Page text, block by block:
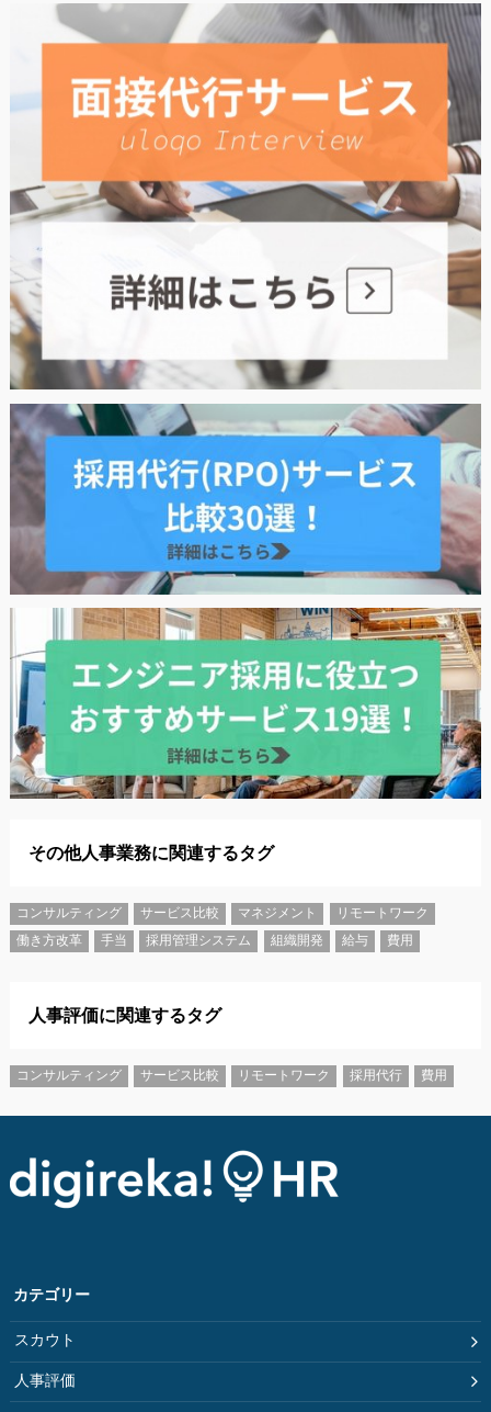
その他人事業務に関連するタグ
コンサルティング サービス比較 マネジメント リモートワーク
働き方改革 手当 採用管理システム 組織開発 給与 費用
人事評価に関連するタグ
コンサルティング サービス比較 リモートワーク 採用代行 費用
カテゴリー
スカウト
人事評価